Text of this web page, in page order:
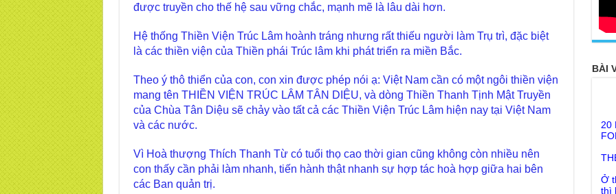
được truyền cho thế hệ sau vững chắc, mạnh mẽ là lâu dài hơn.
Hệ thống Thiền Viện Trúc Lâm hoành tráng nhưng rất thiếu người làm Trụ trì, đặc biệt
là các thiền viện của Thiền phái Trúc lâm khi phát triển ra miền Bắc.
Theo ý thô thiển của con, con xin được phép nói ạ: Việt Nam cần có một ngôi thiền viện
mang tên THIỀN VIỆN TRÚC LÂM TÂN DIỆU, và dòng Thiền Thanh Tịnh Mật Truyền
của Chùa Tân Diệu sẽ chảy vào tất cả các Thiền Viện Trúc Lâm hiện nay tại Việt Nam
và các nước.
Vì Hoà thượng Thích Thanh Từ có tuổi thọ cao thời gian cũng không còn nhiều nên
con thấy cần phải làm nhanh, tiến hành thật nhanh sự hợp tác hoà hợp giữa hai bên
các Ban quản trị.
BÀI
Ở